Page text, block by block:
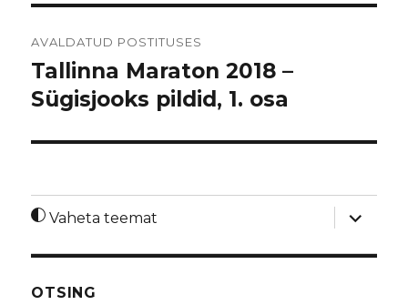
AVALDATUD POSTITUSES
Tallinna Maraton 2018 –
Sügisjooks pildid, 1. osa
Vaheta teemat
laienda
OTSING